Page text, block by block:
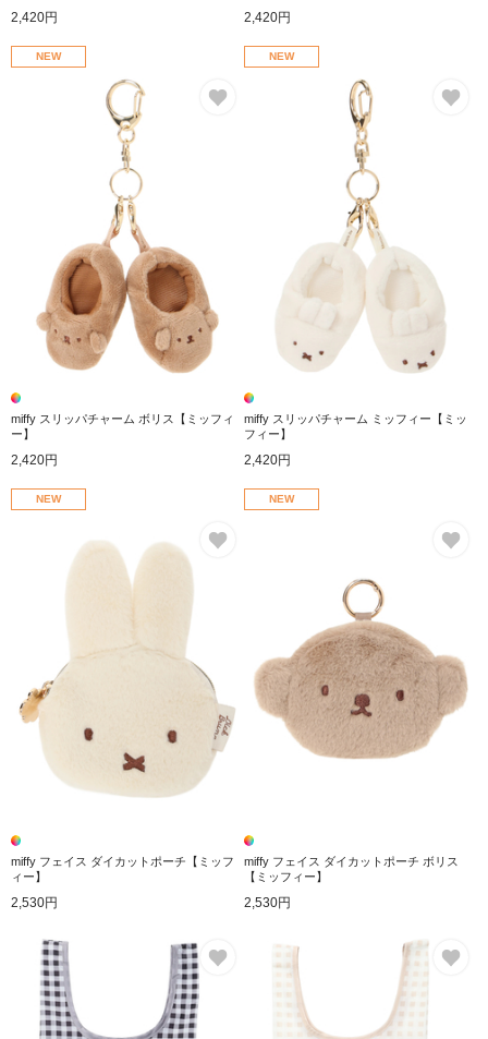
2,420円 2,420円
NEW
miffy スリッパチャーム ボリス【ミッフィ
ー】
2,420円
NEW
miffy スリッパチャーム ミッフィー【ミッ
フィー】
2,420円
NEW
miffy フェイス ダイカットポーチ【ミッフ
ィー】
2,530円
NEW
miffy フェイス ダイカットポーチ ボリス
【ミッフィー】
2,530円
お気に入り